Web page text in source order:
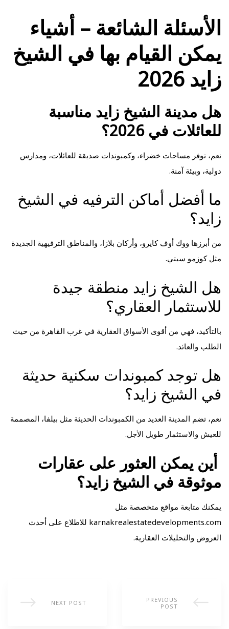
الأسئلة الشائعة – أشياء
يمكن القيام بها في الشيخ
زايد 2026
هل مدينة الشيخ زايد مناسبة
للعائلات في 2026؟
نعم، توفر مساحات خضراء، وكمبوندات صديقة للعائلات، ومدارس
دولية، وبيئة آمنة.
ما أفضل أماكن الترفيه في الشيخ
زايد؟
من أبرزها ووك أوف كايرو، وأركان بلازا، والمناطق الترفيهية الجديدة
مثل كوزمو سيتي.
هل الشيخ زايد منطقة جيدة
للاستثمار العقاري؟
بالتأكيد، فهي من أقوى الأسواق العقارية في غرب القاهرة من حيث
الطلب والعائد.
هل توجد كمبوندات سكنية حديثة
في الشيخ زايد؟
نعم، تضم المدينة العديد من الكمبوندات الحديثة مثل بيلفا، المصممة
للعيش والاستثمار طويل الأجل.
أين يمكن العثور على عقارات
موثوقة في الشيخ زايد؟
يمكنك متابعة مواقع متخصصة مثل
karnakrealestatedevelopments.com للاطلاع على أحدث
العروض والتحليلات العقارية.
PREVIOUS
POST
NEXT POST